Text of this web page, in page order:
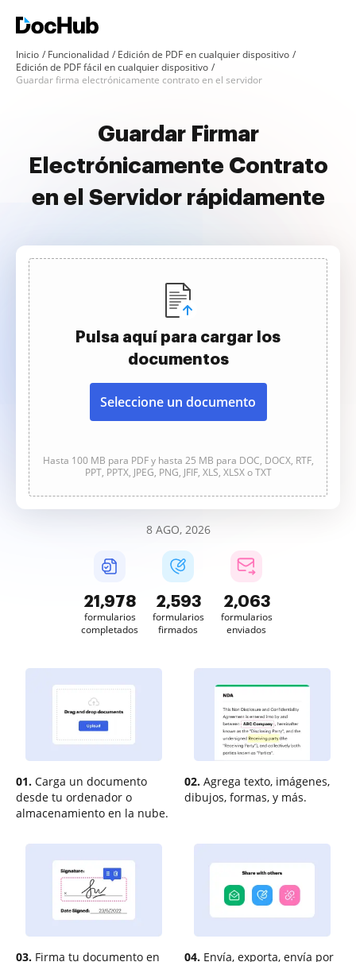
Inicio Funcionalidad
Edición de PDF en cualquier dispositivo
Edición de PDF fácil en cualquier dispositivo
Guardar firma electrónicamente contrato en el servidor
Guardar Firmar
Electrónicamente Contrato
en el Servidor rápidamente
Pulsa aquí para cargar los
documentos
Seleccione un documento
Hasta 100 MB para PDF y hasta 25 MB para DOC, DOCX, RTF,
PPT, PPTX, JPEG, PNG, JFIF, XLS, XLSX o TXT
8 AGO, 2026
21,979
formularios
completados
2,593
formularios
firmados
2,063
formularios
enviados
01. Carga un documento
desde tu ordenador o
almacenamiento en la nube.
02. Agrega texto, imágenes,
dibujos, formas, y más.
03. Firma tu documento en
04. Envía, exporta, envía por